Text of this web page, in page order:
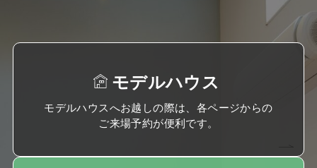
モデルハウス
モデルハウスへお越しの際は、各ページからの
ご来場予約が便利です。